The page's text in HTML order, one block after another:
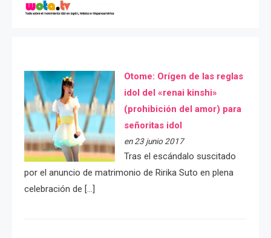
Otome: Orígen de las reglas
idol del «renai kinshi»
(prohibición del amor) para
señoritas idol
en 23 junio 2017
Tras el escándalo suscitado
por el anuncio de matrimonio de Ririka Suto en plena
celebración de […]